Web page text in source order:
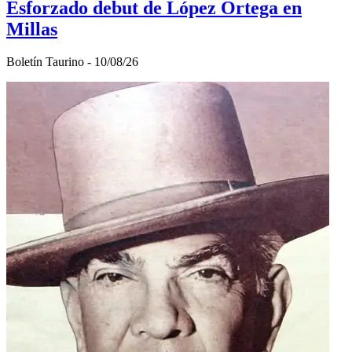
Esforzado debut de López Ortega en
Millas
Boletí­n Taurino - 10/08/26